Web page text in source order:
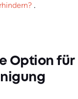
.
Option für